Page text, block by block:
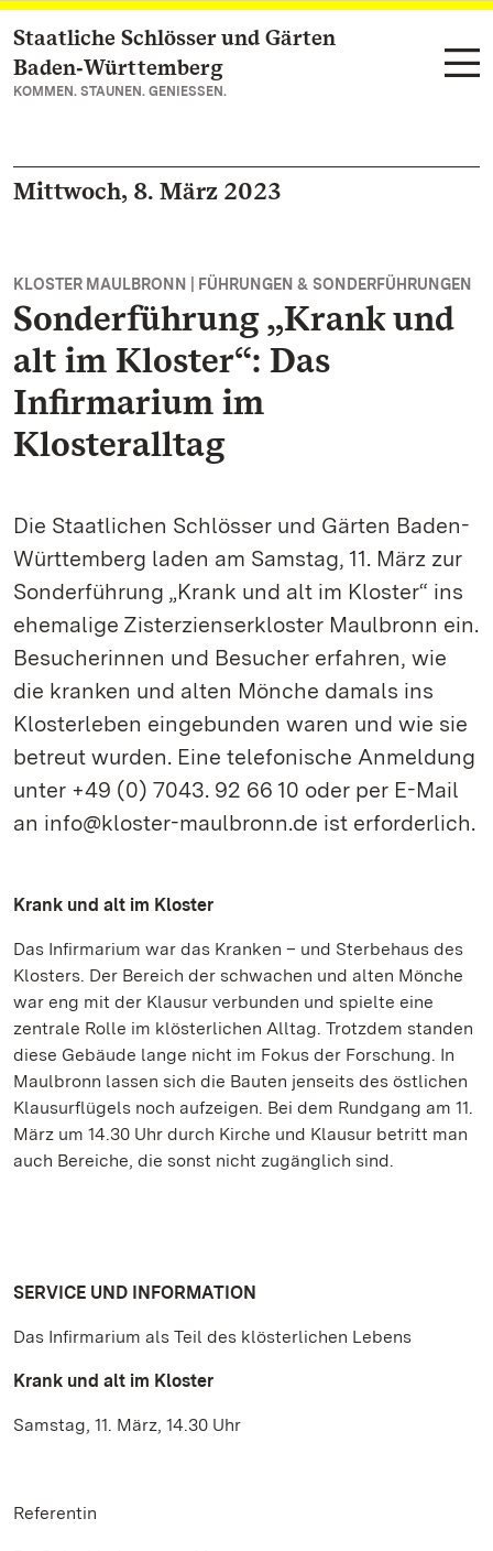
Zum Hauptinhalt springen
Staatliche Schlösser und Gärten
Baden‑Württemberg
KOMMEN. STAUNEN. GENIESSEN.
Mittwoch, 8. März 2023
KLOSTER MAULBRONN | FÜHRUNGEN & SONDERFÜHRUNGEN
Sonderführung „Krank und
alt im Kloster“: Das
Infirmarium im
Klosteralltag
Die Staatlichen Schlösser und Gärten Baden-
Württemberg laden am Samstag, 11. März zur
Sonderführung „Krank und alt im Kloster“ ins
ehemalige Zisterzienserkloster Maulbronn ein.
Besucherinnen und Besucher erfahren, wie
die kranken und alten Mönche damals ins
Klosterleben eingebunden waren und wie sie
betreut wurden. Eine telefonische Anmeldung
unter +49 (0) 7043. 92 66 10 oder per E-Mail
an info@kloster-maulbronn.de ist erforderlich.
Krank und alt im Kloster
Das Infirmarium war das Kranken – und Sterbehaus des
Klosters. Der Bereich der schwachen und alten Mönche
war eng mit der Klausur verbunden und spielte eine
zentrale Rolle im klösterlichen Alltag. Trotzdem standen
diese Gebäude lange nicht im Fokus der Forschung. In
Maulbronn lassen sich die Bauten jenseits des östlichen
Klausurflügels noch aufzeigen. Bei dem Rundgang am 11.
März um 14.30 Uhr durch Kirche und Klausur betritt man
auch Bereiche, die sonst nicht zugänglich sind.
SERVICE UND INFORMATION
Das Infirmarium als Teil des klösterlichen Lebens
Krank und alt im Kloster
Samstag, 11. März, 14.30 Uhr
Referentin